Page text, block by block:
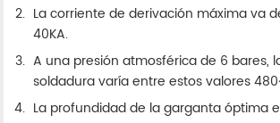
La corriente de derivación máxima va
40KA.
A una presión atmosférica de 6 bares,
soldadura varía entre estos valores
La profundidad de la garganta óptima